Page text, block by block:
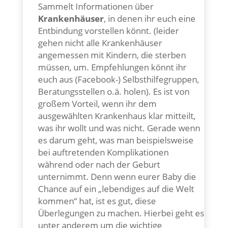
Sammelt Informationen über
Krankenhäuser, in denen ihr euch eine
Entbindung vorstellen könnt. (leider
gehen nicht alle Krankenhäuser
angemessen mit Kindern, die sterben
müssen, um. Empfehlungen könnt ihr
euch aus (Facebook-) Selbsthilfegruppen,
Beratungsstellen o.ä. holen). Es ist von
großem Vorteil, wenn ihr dem
ausgewählten Krankenhaus klar mitteilt,
was ihr wollt und was nicht. Gerade wenn
es darum geht, was man beispielsweise
bei auftretenden Komplikationen
während oder nach der Geburt
unternimmt. Denn wenn eurer Baby die
Chance auf ein „lebendiges auf die Welt
kommen“ hat, ist es gut, diese
Überlegungen zu machen. Hierbei geht es
unter anderem um die wichtige